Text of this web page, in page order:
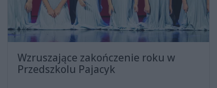
Wzruszające zakończenie roku w
Przedszkolu Pajacyk